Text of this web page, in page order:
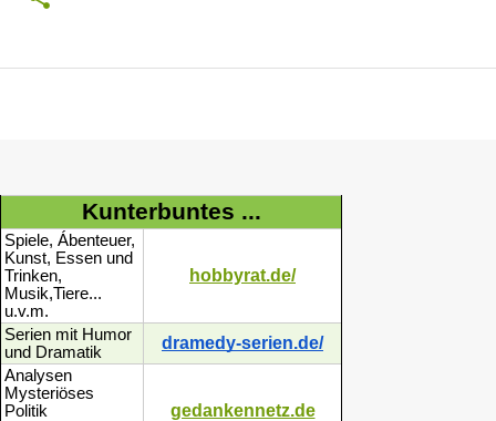
Kunterbuntes ...
Spiele, Ábenteuer,
Kunst, Essen und
Trinken,
Musik,Tiere...
u.v.m.
hobbyrat.de/
Serien mit Humor
und Dramatik
dramedy-serien.de/
Analysen
Mysteriöses
Politik
gedankennetz.de